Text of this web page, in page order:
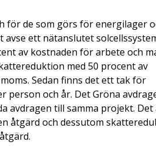
för de som görs för energilager
ett nätanslutet
av kostnaden för arbete och
med 50 procent av
Sedan finns det ett tak för
person och år. Det Gröna
avdragen till samma projekt. Det
åtgärd och dessutom